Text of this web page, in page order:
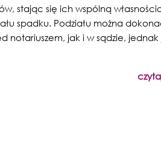
stając się ich wspólną
spadku. Podziału można
notariuszem, jak i w sądzie,